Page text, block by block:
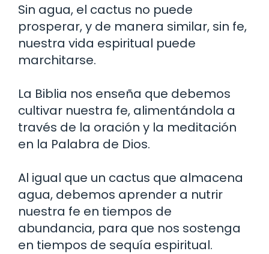
Sin agua, el cactus no puede
prosperar, y de manera similar, sin fe,
nuestra vida espiritual puede
marchitarse.
La Biblia nos enseña que debemos
cultivar nuestra fe, alimentándola a
través de la oración y la meditación
en la Palabra de Dios.
Al igual que un cactus que almacena
agua, debemos aprender a nutrir
nuestra fe en tiempos de
abundancia, para que nos sostenga
en tiempos de sequía espiritual.